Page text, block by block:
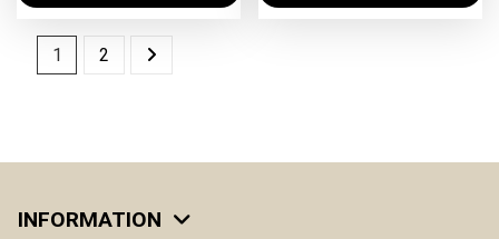
1 2
INFORMATION